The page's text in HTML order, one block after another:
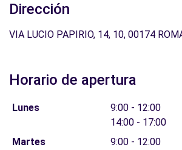
Dirección
VIA LUCIO PAPIRIO, 14, 10, 00174
Horario de apertura
Lunes
9:00 - 12:00
14:00 - 17:00
Martes
9:00 - 12:00